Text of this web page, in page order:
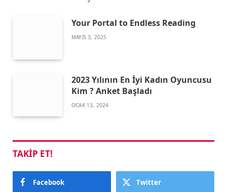
Your Portal to Endless Reading
MAYIS 3, 2025
2023 Yılının En İyi Kadın Oyuncusu
Kim ? Anket Başladı
OCAK 13, 2024
TAKIP ET!
Facebook Twitter